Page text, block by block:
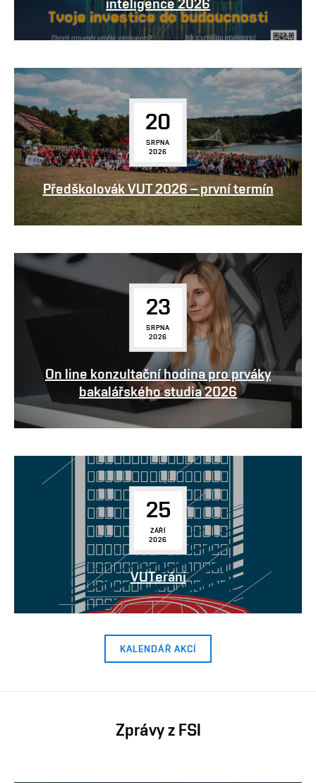
inteligence 2026
20
SRPNA
2026
Předškolovák VUT 2026 – první termín
23
SRPNA
2026
On line konzultační hodina pro prváky
bakalářského studia 2026
25
ZÁŘÍ
2026
VUTeráni
KALENDÁŘ AKCÍ
Zprávy z FSI